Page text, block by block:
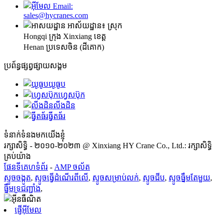
Email:
sales@hycranes.com
អាស័យដ្ឋាន៖ ស្រុក
Hongqi ក្រុង Xinxiang ខេត្ត
Henan ប្រទេសចិន (ដីគោក)
ប្រព័ន្ធផ្សព្វផ្សាយសង្គម
យូធូប
ហ្វេសប៊ុក
លីងដិន
ធ្វីតធ័រ
ទំនាក់ទំនងមកយើងខ្ញុំ
រក្សាសិទ្ធិ - ២០១០-២០២៣ @ Xinxiang HY Crane Co., Ltd.: រក្សាសិទ្ធិ
គ្រប់យ៉ាង
ផែនទីគេហទំព័រ - AMP ចល័ត
ស្ទូច​ចង្កូត, ស្ទូចធ្វើដំណើរពីលើ, ស្ទូច​សម្រាប់​លក់, ស្ទូច​ជីប, ស្ទូច​ធ្នឹម​តែមួយ,
ធ្នឹម​ទ្រ​ជញ្ជាំង,
ផ្ញើអ៊ីមែល